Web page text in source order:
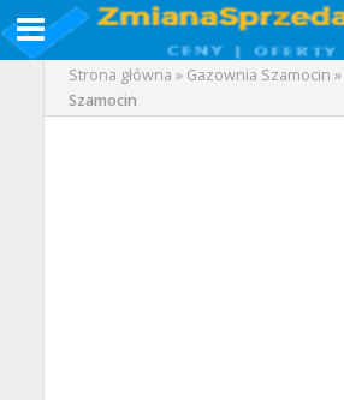
Strona główna » Gazownia Szamocin »
Szamocin